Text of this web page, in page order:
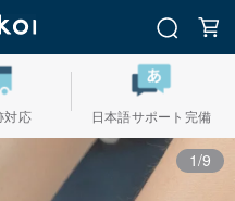
対応 日本語サポート完備
1/9